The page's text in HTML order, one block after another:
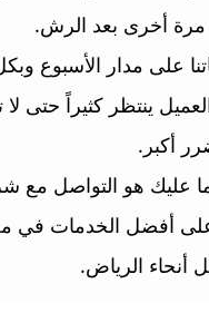
أخرى بعد الرش.
على مدار الأسبوع
ينتظر كثيراً حتى
أكبر.
عليك هو التواصل مع
أفضل الخدمات في
أنحاء الرياض.